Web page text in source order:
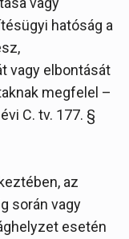
hatóság a
vagy elbontását
megfelel –
C. tv. 177. §
az
során vagy
esetén